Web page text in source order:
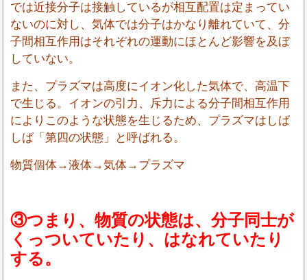
では近接分子は接触しているが相互配置は定まってい
ないのに対し、気体では分子はかなり離れていて、分
子間相互作用はそれぞれの運動にほとんど影響を及ぼ
していない。
また、プラズマは高度にイオン化した気体で、高温下
で生じる。イオンの引力、斥力による分子間相互作用
によりこのような状態を生じるため、プラズマはしば
しば「第四の状態」と呼ばれる。
物質個体→液体→気体→プラズマ
③つまり、物質の状態は、分子同士が
くっついていたり、はなれていたり
する。